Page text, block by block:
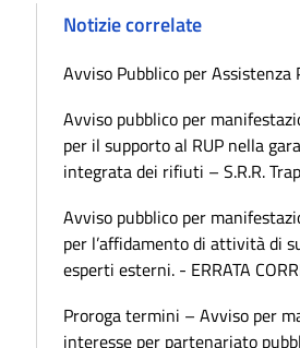
Notizie correlate
Avviso Pubblico per
Avviso pubblico per
per il supporto al RUP nella
integrata dei rifiuti – S.R.R.
Avviso pubblico per
per l’affidamento di attività di
esperti esterni. - ERRATA
Proroga termini – Avviso per
interesse per partenariato